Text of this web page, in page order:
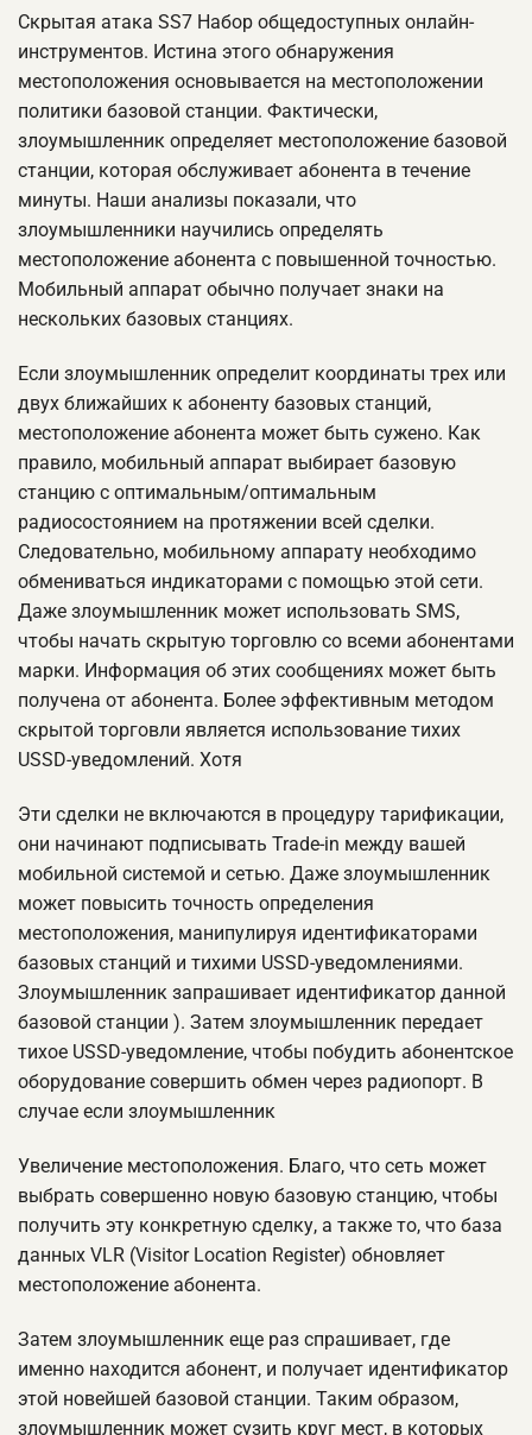
Скрытая атака SS7 Набор общедоступных онлайн-
инструментов. Истина этого обнаружения
местоположения основывается на местоположении
политики базовой станции. Фактически,
злоумышленник определяет местоположение базовой
станции, которая обслуживает абонента в течение
минуты. Наши анализы показали, что
злоумышленники научились определять
местоположение абонента с повышенной точностью.
Мобильный аппарат обычно получает знаки на
нескольких базовых станциях.
Если злоумышленник определит координаты трех или
двух ближайших к абоненту базовых станций,
местоположение абонента может быть сужено. Как
правило, мобильный аппарат выбирает базовую
станцию с оптимальным/оптимальным
радиосостоянием на протяжении всей сделки.
Следовательно, мобильному аппарату необходимо
обмениваться индикаторами с помощью этой сети.
Даже злоумышленник может использовать SMS,
чтобы начать скрытую торговлю со всеми абонентами
марки. Информация об этих сообщениях может быть
получена от абонента. Более эффективным методом
скрытой торговли является использование тихих
USSD-уведомлений. Хотя
Эти сделки не включаются в процедуру тарификации,
они начинают подписывать Trade-in между вашей
мобильной системой и сетью. Даже злоумышленник
может повысить точность определения
местоположения, манипулируя идентификаторами
базовых станций и тихими USSD-уведомлениями.
Злоумышленник запрашивает идентификатор данной
базовой станции ). Затем злоумышленник передает
тихое USSD-уведомление, чтобы побудить абонентское
оборудование совершить обмен через радиопорт. В
случае если злоумышленник
Увеличение местоположения. Благо, что сеть может
выбрать совершенно новую базовую станцию, чтобы
получить эту конкретную сделку, а также то, что база
данных VLR (Visitor Location Register) обновляет
местоположение абонента.
Затем злоумышленник еще раз спрашивает, где
именно находится абонент, и получает идентификатор
этой новейшей базовой станции. Таким образом,
злоумышленник может сузить круг мест, в которых